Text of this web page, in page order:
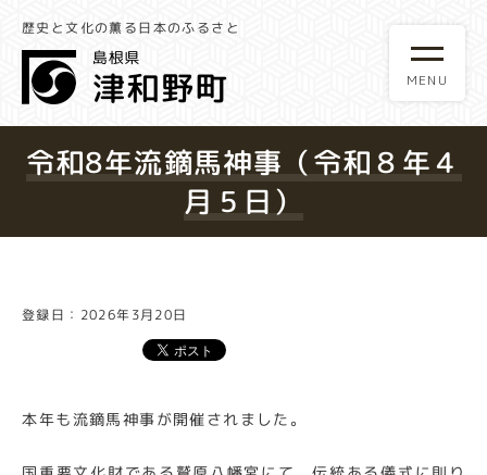
歴史と文化の薫る日本のふるさと
令和8年流鏑馬神事（令和８年４
月５日）
登録日：2026年3月20日
本年も流鏑馬神事が開催されました。